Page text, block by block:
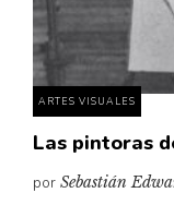
ARTES VISUALES
Las pintoras
por Sebastián